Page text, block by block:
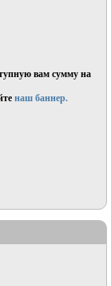
вам сумму на
наш баннер.